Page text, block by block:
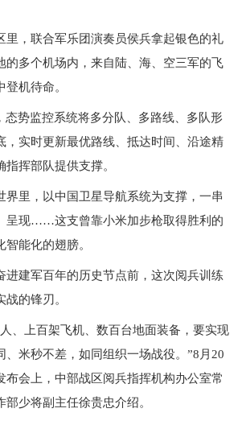
，联合军乐团演奏员侯兵拿起银色的礼
的多个机场内，来自陆、海、空三军的飞
机待命。
势监控系统将多分队、多路线、多队形
，实时更新最优路线、抵达时间、沿途精
挥部队提供支撑。
里，以中国卫星导航系统为支撑，一串
呈现……这支曾靠小米加步枪取得胜利的
能化的翅膀。
建军百年的历史节点前，这次阅兵训练
的锋刃。
上百架飞机、数百台地面装备，要实现
、米秒不差，如同组织一场战役。”8月20
布会上，中部战区阅兵指挥机构办公室常
少将副主任徐贵忠介绍。